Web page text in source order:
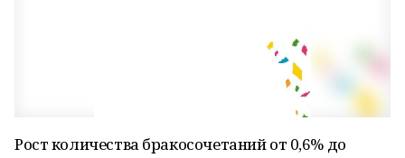
Рост количества бракосочетаний от 0,6% до